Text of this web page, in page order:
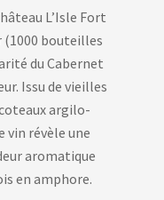
L’Isle Fort
(1000 bouteilles
du Cabernet
Issu de vieilles
argilo-
vin révèle une
aromatique
en amphore.